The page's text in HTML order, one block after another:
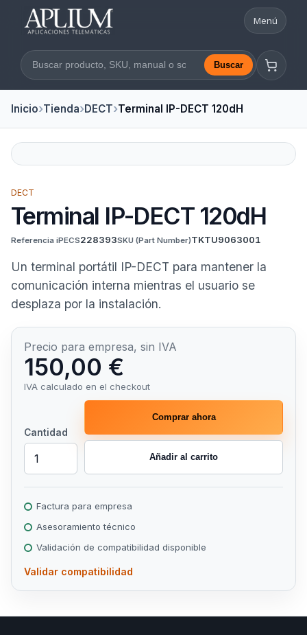
Abrir
Menú
Buscar en la web Buscar
Inicio Tienda DECT Terminal IP-DECT 120dH
DECT
Terminal IP-DECT 120dH
Referencia iPECS228393SKU (Part Number)TKTU9063001
Un terminal portátil IP-DECT para mantener la
comunicación interna mientras el usuario se
desplaza por la instalación.
Precio para empresa, sin IVA
150,00 €
IVA calculado en el checkout
Cantidad
Comprar ahora
Añadir al carrito
Factura para empresa
Asesoramiento técnico
Validación de compatibilidad disponible
Validar compatibilidad